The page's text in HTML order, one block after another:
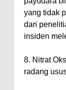
yang tidak
dari
insiden
8. Nitrat
radang